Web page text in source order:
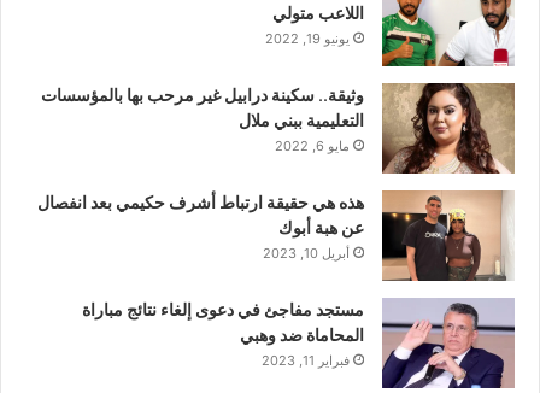
اللاعب متولي
يونيو 19, 2022
وثيقة.. سكينة درابيل غير مرحب بها بالمؤسسات
التعليمية ببني ملال
مايو 6, 2022
هذه هي حقيقة ارتباط أشرف حكيمي بعد انفصال
عن هبة أبوك
أبريل 10, 2023
مستجد مفاجئ في دعوى إلغاء نتائج مباراة
المحاماة ضد وهبي
فبراير 11, 2023